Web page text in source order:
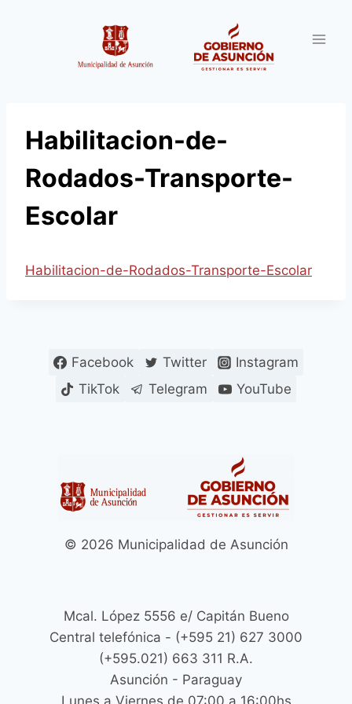
Habilitacion-de-
Rodados-Transporte-
Escolar
Habilitacion-de-Rodados-Transporte-Escolar
Facebook Twitter
Instagram
TikTok
Telegram YouTube
© 2026 Municipalidad de Asunción
Mcal. López 5556 e/ Capitán Bueno
Central telefónica - (+595 21) 627 3000
(+595.021) 663 311 R.A.
Asunción - Paraguay